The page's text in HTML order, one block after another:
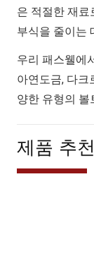
은 적절한 재료
부식을 줄이는
우리 패스웰에
아연도금, 다크
양한 유형의 볼
제품 추천